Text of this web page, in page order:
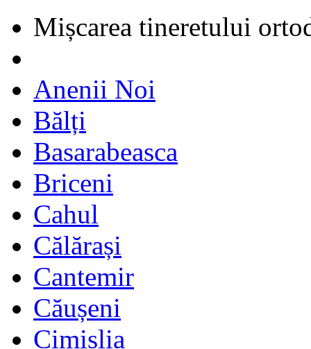
Mișcarea tineretului
Anenii Noi
Bălți
Basarabeasca
Briceni
Cahul
Călărași
Cantemir
Căușeni
Cimișlia